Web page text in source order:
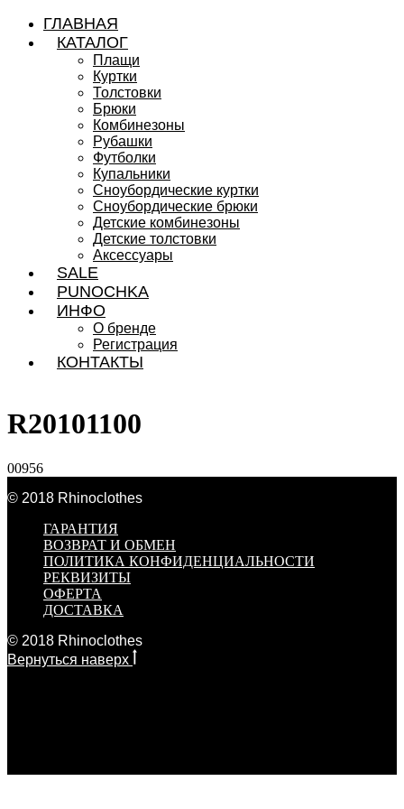
ГЛАВНАЯ
КАТАЛОГ
Плащи
Куртки
Толстовки
Брюки
Комбинезоны
Рубашки
Футболки
Купальники
Сноубордические куртки
Сноубордические брюки
Детские комбинезоны
Детские толстовки
Аксессуары
SALE
PUNOCHKA
ИНФО
О бренде
Регистрация
КОНТАКТЫ
R20101100
00956
© 2018 Rhinoclothes
ГАРАНТИЯ
ВОЗВРАТ И ОБМЕН
ПОЛИТИКА КОНФИДЕНЦИАЛЬНОСТИ
РЕКВИЗИТЫ
ОФЕРТА
ДОСТАВКА
© 2018 Rhinoclothes
Вернуться наверх